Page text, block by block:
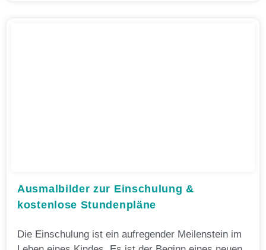
Ausmalbilder zur Einschulung &
kostenlose Stundenpläne
Die Einschulung ist ein aufregender Meilenstein im